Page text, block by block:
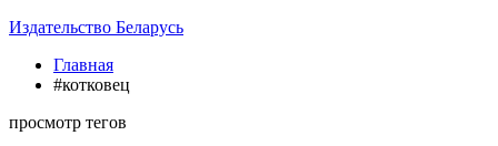
Издательство Беларусь
Главная
#котковец
просмотр тегов